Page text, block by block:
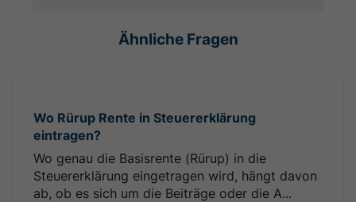
Ähnliche Fragen
Wo Rürup Rente in Steuererklärung
eintragen?
Wo genau die Basisrente (Rürup) in die
Steuererklärung eingetragen wird, hängt davon
ab, ob es sich um die Beiträge oder die A...